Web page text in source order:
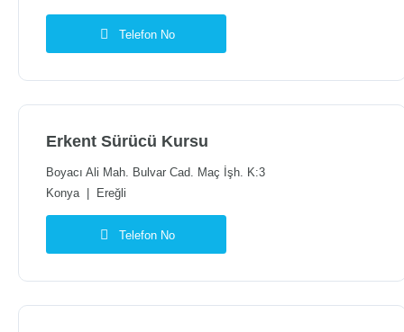
Telefon No
Erkent Sürücü Kursu
Boyacı Ali Mah. Bulvar Cad. Maç İşh. K:3
Konya| Ereğli
Telefon No